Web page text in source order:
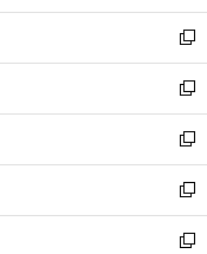
開
く
ウ
で
開
く
ン
ド
ウ
で
開
く
ウ
ィ
ン
ド
ウ
で
開
く
新
し
い
ウ
ィ
ン
ド
ウ
で
新
し
い
ウ
ィ
ン
ド
新
し
い
ウ
ィ
新
し
い
新